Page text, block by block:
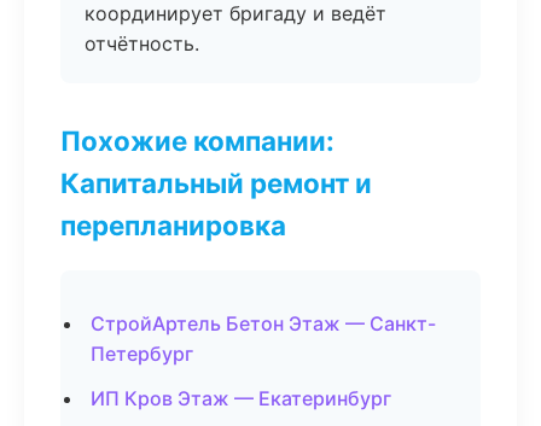
координирует бригаду и ведёт
отчётность.
Похожие компании:
Капитальный ремонт и
перепланировка
СтройАртель Бетон Этаж — Санкт-
Петербург
ИП Кров Этаж — Екатеринбург